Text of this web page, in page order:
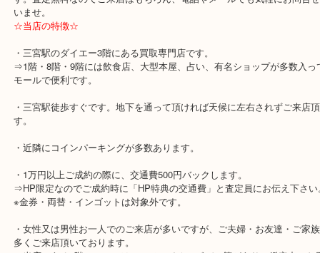
押し入れとか納戸にMCMは眠っていないでしょうか。
買取専門店大吉 三宮オーパ2店は全国270展開中の買取専門店です
取なら、ダイエー神戸三宮にある、買取専門店大吉 三宮オーパ2
す。査定無料なのでご来店はもちろん、電話やメールでも気軽にお
いませ。
☆当店の特徴☆
・三宮駅のダイエー3階にある買取専門店です。
⇒1階・8階・9階には飲食店、大型本屋、占い、有名ショップが多
モールで便利です。
・三宮駅徒歩すぐです。地下を通って頂ければ天候に左右されずご
す。